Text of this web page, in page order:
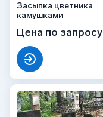
Засыпка цветника
камушками
Цена по запросу